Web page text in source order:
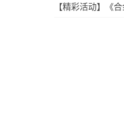
【精彩活动】《